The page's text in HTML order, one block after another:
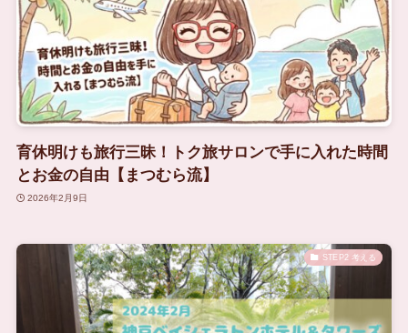
育休明けも旅行三昧！トク旅サロンで手に入れた時間
とお金の自由【まつむら流】
2026年2月9日
STEP2 考える